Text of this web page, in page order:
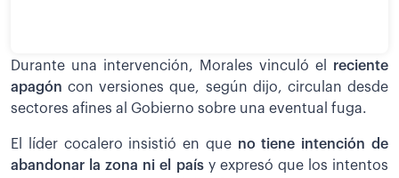
Durante una intervención, Morales vinculó el reciente
apagón con versiones que, según dijo, circulan desde
sectores afines al Gobierno sobre una eventual fuga.
El líder cocalero insistió en que no tiene intención de
abandonar la zona ni el paísy expresó que los intentos